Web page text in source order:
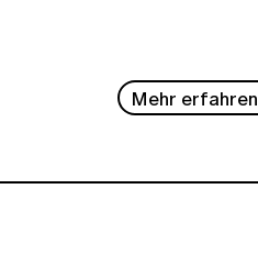
Mehr erfahren